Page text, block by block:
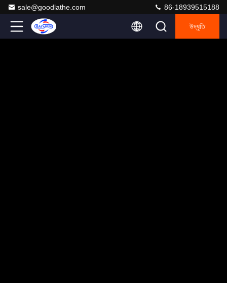
sale@goodlathe.com 86-18939515188
উদ্ধৃতি